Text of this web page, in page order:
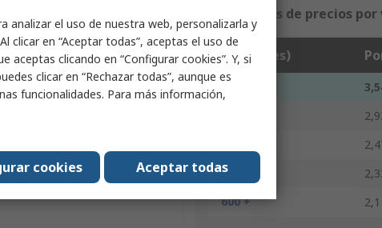
Opciones de precios
Unidad(es)
300 - 599
600 +
DIL
hembra DIL 2+2
analizar el uso de nuestra web, personalizarla y
clicar en “Aceptar todas”, aceptas el uso de
aceptas clicando en “Configurar cookies”. Y, si
clicar en “Rechazar todas”, aunque es
funcionalidades. Para más información,
Aceptar todas
cookies